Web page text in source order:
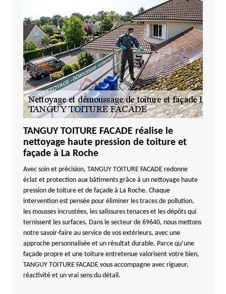
TANGUY TOITURE FACADE réalise le
nettoyage haute pression de toiture et
façade à La Roche
Avec soin et précision, TANGUY TOITURE FACADE redonne
éclat et protection aux bâtiments grâce à un nettoyage haute
pression de toiture et de façade à La Roche. Chaque
intervention est pensée pour éliminer les traces de pollution,
les mousses incrustées, les salissures tenaces et les dépôts qui
ternissent les surfaces. Dans le secteur de 69640, nous mettons
notre savoir-faire au service de vos extérieurs, avec une
approche personnalisée et un résultat durable. Parce qu’une
façade propre et une toiture entretenue valorisent votre bien,
TANGUY TOITURE FACADE vous accompagne avec rigueur,
réactivité et un vrai sens du détail.